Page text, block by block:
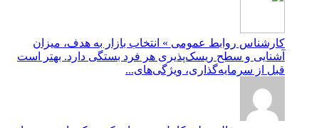
کارشناس روابط عمومی » انتخاب بازار به هدف، میزان
آشنایی و سطح ریسک‌پذیری هر فرد بستگی دارد. بهتر است
قبل از سرمایه‌گذاری، ویژگی‌های...